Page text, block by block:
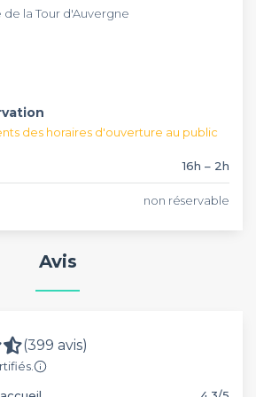
de 17h à 21h. Accompagnez vos
planches de fromage ou
ou de pizzas.
un excellent moment aux côtés de
peut accueillir une centaine
des événements sportifs
et autres sur cinq écrans. Cette
nouveau point de rendez-vous.
de la Tour d'Auvergne
des horaires d'ouverture au public
16h – 2h
non réservable
Avis
(399 avis)